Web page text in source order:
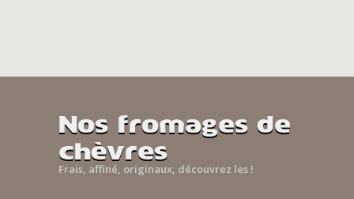
Nos fromages de
chèvres
Frais, affiné, originaux, découvrez les !